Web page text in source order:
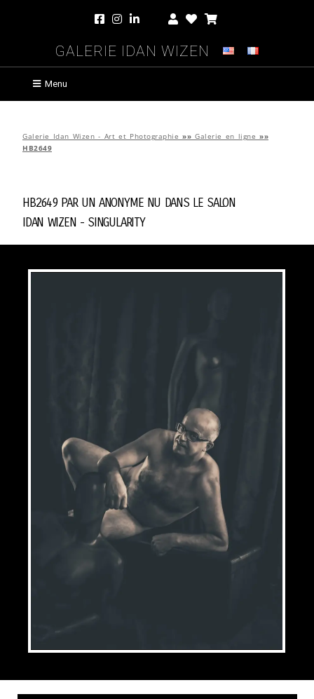
Galerie Idan Wizen
Menu
Galerie Idan Wizen - Art et Photographie »» Galerie en ligne »»
HB2649
HB2649 parUn Anonyme Nu Dans Le Salon
Idan Wizen - Singularity